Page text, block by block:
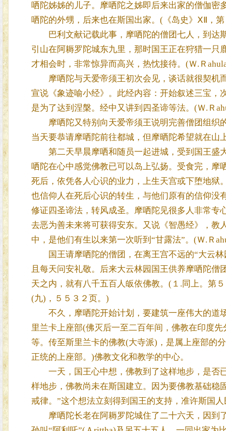
哂陀姊姊的儿子。摩哂陀之姊即后来出家的僧伽密
哂陀的外甥，后来也在斯国出家。(《岛史》ⅩⅡ，
巴利文献记载此事，摩哂陀的僧团七人，到达
引山在阿耨罗陀城东九里，那时国王正在狩猎一
才相会时，非常惊异而高兴，热忱接待。(Ｗ.Ｒ
摩哂陀与天爱帝须王初次会见，谈话就很契机
宣说《象迹喻小经》。此经内容：开始叙述三宝，
是为了达到涅槃。经中又讲到四圣谛等法。(Ｗ.Ｒ
摩哂陀又特别向天爱帝须王说明完善僧团组织
当天要恭请摩哂陀前往都城，但摩晒陀希望就在山
第二天早晨摩哂和随员一起进城，受到国王盛
哂陀在心中感觉佛教已可以岛上弘扬。受食完，摩
死后，依凭各人心识的业力，上生天宫或下堕地狱
也信仰人在死后心识的转生，与他们原有的信仰没
修证四圣谛法，转风成圣。摩哂陀见很多人非常专
去恶为善未来将可获得安东。又说《智愚经》，教
中，是他们有生以来第一次听到“甘露法”。(Ｗ.Ｒ
国王请摩哂陀的僧团，在离王宫不远的“大云林
且每天问安礼敬。后来大云林园国王供养摩哂陀
天之内，就有八千五百人皈依佛教。(１.同上。第
(九)，５５３２页。)
不久，摩哂陀开始计划，要建筑一座伟大的道场
里兰卡上座部(佛灭后一至二百年间，佛教在印度
等。传至斯里兰卡的佛教(大寺派)，是属上座部的
正统的上座部。)佛教文化和教学的中心。
一天，国王心中想，佛教到了这样地步，是否
样地步，佛教尚未在斯国建立。因为要佛教基础稳
戒律。”这个想法立刻得到国王的支持，准许斯国
摩哂陀长老在阿耨罗陀城住了二十六天，因到